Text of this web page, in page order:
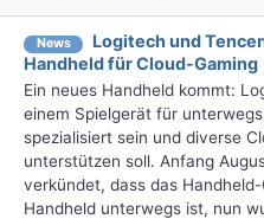
News
Logitech und
Handheld für Cloud-Gaming
Ein neues Handheld kommt:
einem Spielgerät für
spezialisiert sein und diverse
unterstützen soll. Anfang
verkündet, dass das
Handheld unterwegs ist, nun